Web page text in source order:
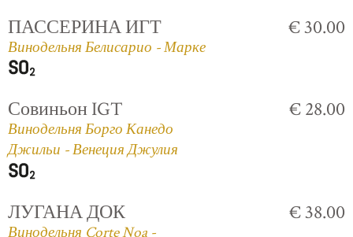
ПАССЕРИНА ИГТ
Винодельня Белисарио - Марке
€ 30.00
Совиньон IGT
Винодельня Борго Канедо
Джильи - Венеция Джулия
€ 28.00
ЛУГАНА ДОК
Винодельня Corte Noa -
€ 38.00